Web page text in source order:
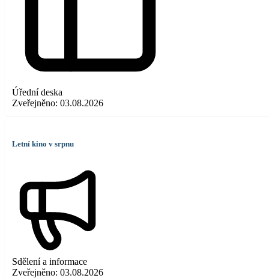
Úřední deska
Zveřejněno: 03.08.2026
Letní kino v srpnu
Sdělení a informace
Zveřejněno: 03.08.2026